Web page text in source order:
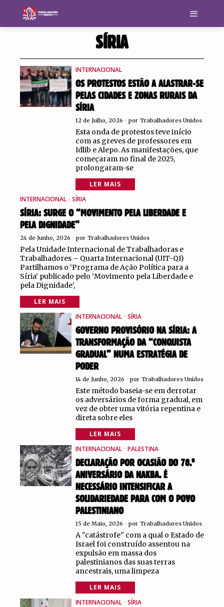
SÍRIA
INTERNACIONAL
OS PROTESTOS ESTÃO A ALASTRAR-SE
PELAS CIDADES E ZONAS RURAIS DA
SÍRIA
12 de Julho, 2026 por Trabalhadores Unidos
Esta onda de protestos teve início
com as greves de professores em
Idlib e Alepo. As manifestações, que
começaram no final de 2025,
prolongaram-se
LER MAIS
INTERNACIONAL · SÍRIA
SÍRIA: SURGE O “MOVIMENTO PELA LIBERDADE E
PELA DIGNIDADE”
24 de Junho, 2026 por Trabalhadores Unidos
Pela Unidade Internacional de Trabalhadoras e
Trabalhadores – Quarta Internacional (UIT-QI)
Partilhamos o ‘Programa de Ação Política para a
Síria’ publicado pelo ‘Movimento pela Liberdade e
pela Dignidade’,
LER MAIS
INTERNACIONAL · SÍRIA
GOVERNO PROVISÓRIO NA SÍRIA: A
TRANSFORMAÇÃO DA “CONQUISTA
GRADUAL” NUMA ESTRATÉGIA DE
PODER
14 de Junho, 2026 por Trabalhadores Unidos
Este método baseia-se em derrotar
os adversários de forma gradual, em
vez de obter uma vitória repentina e
direta sobre eles
LER MAIS
INTERNACIONAL · PALESTINA
DECLARAÇÃO POR OCASIÃO DO 78.º
ANIVERSÁRIO DA NAKBA. É
NECESSÁRIO INTENSIFICAR A
SOLIDARIEDADE PARA COM O POVO
PALESTINIANO
15 de Maio, 2026 por Trabalhadores Unidos
A "catástrofe" com a qual o Estado de
Israel foi construído assentou na
expulsão em massa dos
palestinianos das suas terras
ancestrais, uma limpeza
LER MAIS
INTERNACIONAL · SÍRIA